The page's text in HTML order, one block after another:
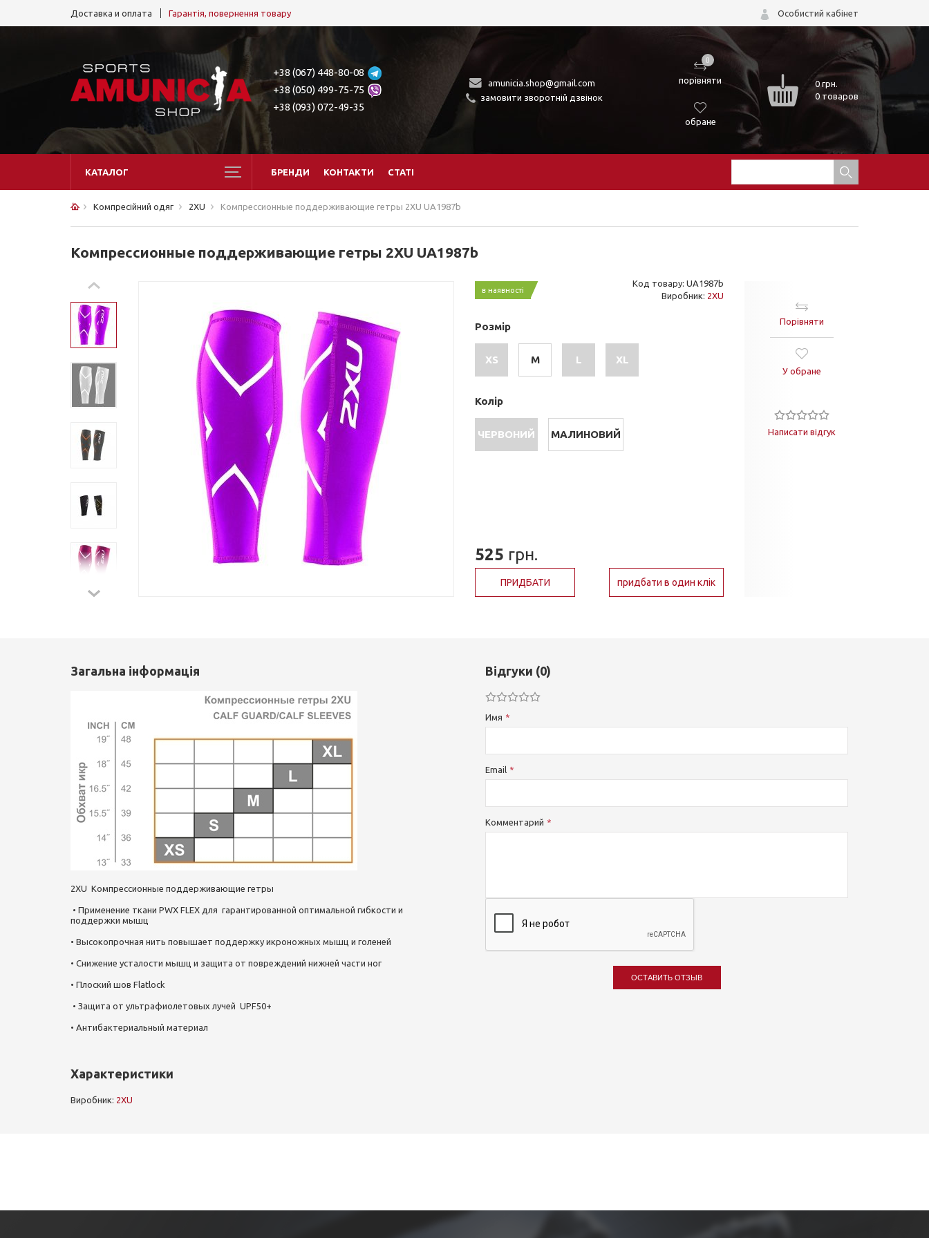
Доставка и оплата Гарантія, повернення товару Особистий кабінет
+38 (067) 448-80-08
+38 (050) 499-75-75
+38 (093) 072-49-35
amunicia.shop@gmail.com
замовити зворотній дзвінок
0
порівняти
обране
0грн.
0 товаров
КАТАЛОГ БРЕНДИ КОНТАКТИ СТАТІ
Компресійний одяг 2XU Компрессионные поддерживающие гетры 2XU UA1987b
Компрессионные поддерживающие гетры 2XU UA1987b
в наявності
Код товару: UA1987b
Виробник: 2XU
Розмір
XS M L XL
Колір
ЧЕРВОНИЙ МАЛИНОВИЙ
525 грн.
ПРИДБАТИ придбати в один клік
Порівняти
У обране
Написати відгук
Загальна інформація
2XU Компрессионные поддерживающие гетры
• Применение ткани PWX FLEX для гарантированной оптимальной гибкости и
поддержки мышц
• Высокопрочная нить повышает поддержку икроножных мышц и голеней
• Снижение усталости мышц и защита от повреждений нижней части ног
• Плоский шов Flatlock
• Защита от ультрафиолетовых лучей UPF50+
• Антибактериальный материал
Характеристики
Виробник: 2XU
Відгуки (0)
Имя
Email
Комментарий
ОСТАВИТЬ ОТЗЫВ